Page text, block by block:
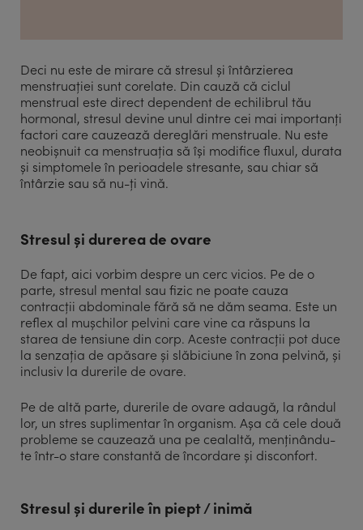
Deci nu este de mirare că stresul și întârzierea
menstruației sunt corelate. Din cauză că ciclul
menstrual este direct dependent de echilibrul tău
hormonal, stresul devine unul dintre cei mai importanți
factori care cauzează dereglări menstruale. Nu este
neobișnuit ca menstruația să își modifice fluxul, durata
și simptomele în perioadele stresante, sau chiar să
întârzie sau să nu-ți vină.
Stresul și durerea de ovare
De fapt, aici vorbim despre un cerc vicios. Pe de o
parte, stresul mental sau fizic ne poate cauza
contracții abdominale fără să ne dăm seama. Este un
reflex al mușchilor pelvini care vine ca răspuns la
starea de tensiune din corp. Aceste contracții pot duce
la senzația de apăsare și slăbiciune în zona pelvină, și
inclusiv la durerile de ovare.
Pe de altă parte, durerile de ovare adaugă, la rândul
lor, un stres suplimentar în organism. Așa că cele două
probleme se cauzează una pe cealaltă, menținându-
te într-o stare constantă de încordare și disconfort.
Stresul și durerile în piept / inimă